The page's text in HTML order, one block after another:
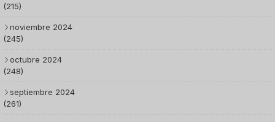
(215)
noviembre 2024
(245)
octubre 2024
(248)
septiembre 2024
(261)